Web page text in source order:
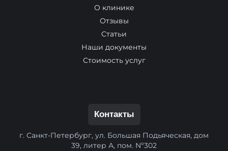
О клинике
Отзывы
Статьи
Наши документы
Стоимость услуг
Контакты
г. Санкт-Петербург, ул. Большая Подьяческая, дом
39, литер А, пом. Nº302